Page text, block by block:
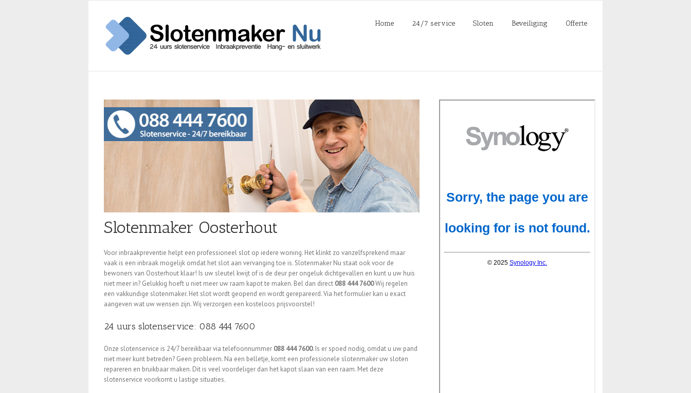
Home 24/7 service Sloten Beveiliging Offerte
Slotenmaker Oosterhout
Voor inbraakpreventie helpt een professioneel slot op iedere woning. Het klinkt zo vanzelfsprekend maar
vaak is een inbraak mogelijk omdat het slot aan vervanging toe is. Slotenmaker Nu staat ook voor de
bewoners van Oosterhout klaar! Is uw sleutel kwijt of is de deur per ongeluk dichtgevallen en kunt u uw huis
niet meer in? Gelukkig hoeft u niet meer uw raam kapot te maken. Bel dan direct 088 444 7600Wij regelen
een vakkundige slotenmaker. Het slot wordt geopend en wordt gerepareerd. Via het formulier kan u exact
aangeven wat uw wensen zijn. Wij verzorgen een kosteloos prijsvoorstel!
24 uurs slotenservice: 088 444 7600
Onze slotenservice is 24/7 bereikbaar via telefoonnummer 088 444 7600. Is er spoed nodig, omdat u uw pand
niet meer kunt betreden? Geen probleem. Na een belletje, komt een professionele slotenmaker uw sloten
repareren en bruikbaar maken. Dit is veel voordeliger dan het kapot slaan van een raam. Met deze
slotenservice voorkomt u lastige situaties.